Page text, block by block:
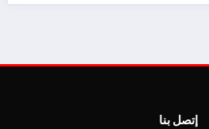
إتصل بنا